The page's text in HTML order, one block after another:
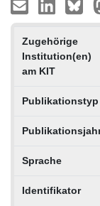
Zugehörige
Institution(en)
am KIT
Publikationstyp
Sprache
Identifikator